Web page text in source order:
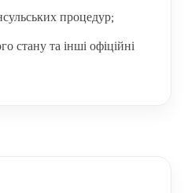
процедур;
стану та інші офіційні